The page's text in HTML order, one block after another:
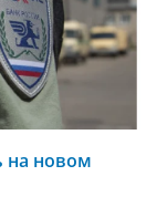
на новом